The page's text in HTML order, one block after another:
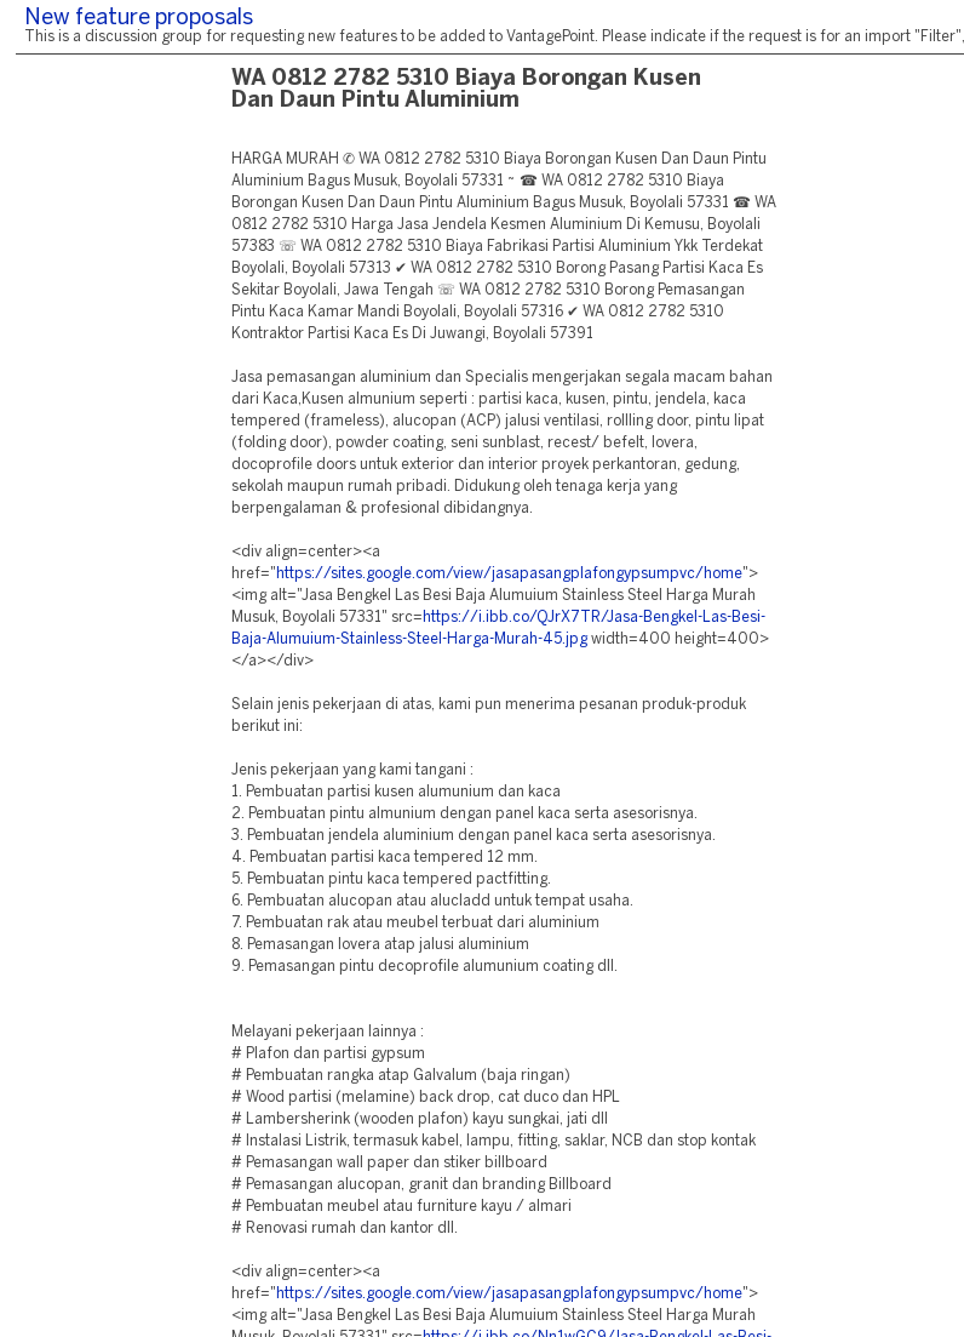
New feature proposals
This is a discussion group for requesting new features to be added to VantagePoint. Please indicate if the request is for an import
WA 0812 2782 5310 Biaya Borongan Kusen
Dan Daun Pintu Aluminium
HARGA MURAH ✆ WA 0812 2782 5310 Biaya Borongan Kusen Dan Daun Pintu
Aluminium Bagus Musuk, Boyolali 57331 ~ ☎ WA 0812 2782 5310 Biaya
Borongan Kusen Dan Daun Pintu Aluminium Bagus Musuk, Boyolali 57331 ☎ WA
0812 2782 5310 Harga Jasa Jendela Kesmen Aluminium Di Kemusu, Boyolali
57383 ☏ WA 0812 2782 5310 Biaya Fabrikasi Partisi Aluminium Ykk Terdekat
Boyolali, Boyolali 57313 ✔ WA 0812 2782 5310 Borong Pasang Partisi Kaca Es
Sekitar Boyolali, Jawa Tengah ☏ WA 0812 2782 5310 Borong Pemasangan
Pintu Kaca Kamar Mandi Boyolali, Boyolali 57316 ✔ WA 0812 2782 5310
Kontraktor Partisi Kaca Es Di Juwangi, Boyolali 57391
Jasa pemasangan aluminium dan Specialis mengerjakan segala macam bahan
dari Kaca,Kusen almunium seperti : partisi kaca, kusen, pintu, jendela, kaca
tempered (frameless), alucopan (ACP) jalusi ventilasi, rollling door, pintu lipat
(folding door), powder coating, seni sunblast, recest/ befelt, lovera,
docoprofile doors untuk exterior dan interior proyek perkantoran, gedung,
sekolah maupun rumah pribadi. Didukung oleh tenaga kerja yang
berpengalaman & profesional dibidangnya.
<div align=center><a
href=" https://sites.google.com/view/jasapasangplafongypsumpvc/home">
<img alt="Jasa Bengkel Las Besi Baja Alumuium Stainless Steel Harga Murah
Musuk, Boyolali 57331" src= https://i.ibb.co/QJrX7TR/Jasa-Bengkel-Las-Besi-
Baja-Alumuium-Stainless-Steel-Harga-Murah-45.jpgwidth=400 height=400>
</a></div>
Selain jenis pekerjaan di atas, kami pun menerima pesanan produk-produk
berikut ini:
Jenis pekerjaan yang kami tangani :
1. Pembuatan partisi kusen alumunium dan kaca
2. Pembuatan pintu almunium dengan panel kaca serta asesorisnya.
3. Pembuatan jendela aluminium dengan panel kaca serta asesorisnya.
4. Pembuatan partisi kaca tempered 12 mm.
5. Pembuatan pintu kaca tempered pactfitting.
6. Pembuatan alucopan atau alucladd untuk tempat usaha.
7. Pembuatan rak atau meubel terbuat dari aluminium
8. Pemasangan lovera atap jalusi aluminium
9. Pemasangan pintu decoprofile alumunium coating dll.
Melayani pekerjaan lainnya :
# Plafon dan partisi gypsum
# Pembuatan rangka atap Galvalum (baja ringan)
# Wood partisi (melamine) back drop, cat duco dan HPL
# Lambersherink (wooden plafon) kayu sungkai, jati dll
# Instalasi Listrik, termasuk kabel, lampu, fitting, saklar, NCB dan stop kontak
# Pemasangan wall paper dan stiker billboard
# Pemasangan alucopan, granit dan branding Billboard
# Pembuatan meubel atau furniture kayu / almari
# Renovasi rumah dan kantor dll.
<div align=center><a
href=" https://sites.google.com/view/jasapasangplafongypsumpvc/home">
<img alt="Jasa Bengkel Las Besi Baja Alumuium Stainless Steel Harga Murah